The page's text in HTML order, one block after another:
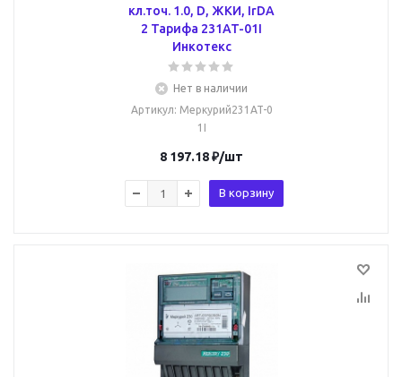
кл.точ. 1.0, D, ЖКИ, IrDA
2 Тарифа 231AT-01I
Инкотекс
Нет в наличии
Артикул: Меркурий231AT-0
1I
8 197.18₽/шт
В корзину